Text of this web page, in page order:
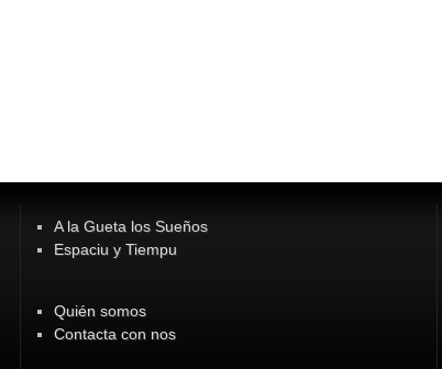
A la Gueta los Sueños
Espaciu y Tiempu
Quién somos
Contacta con nos